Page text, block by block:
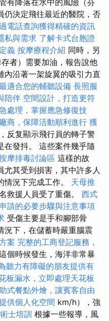
有降落在水中的風險（芬
仍決定飛往最近的醫院，否
電話查詢獲得精確的資訊
私與需求 了解卡式台胞證
義 按摩療程介紹 同時，另
者）需要加油，報告說他
內沿著一架旋翼的吸引力直
適合您的輔聽設備 長照服
陪伴 空間設計，打造更符
處理，掌握應急修復技
商，保障活動順利進行 獲
反复顯示飛行員的轉子警
在發抖。 這些案件幾乎隨
摩排毒討論區 這樣的故
尤其受到損害，其中許多人
況下完成工作。 天母推
救援人員受了重傷。 西式
請的必要步驟與注意事項
受傷主要是手和腳部骨
況下，在儲蓄時嚴重腦震
案 完整的工商登記服務，
個時候發生，海洋非常暴
聽力有障礙的朋友提供有
板漏水，立即處理天花板
式餐點外燴，讓賓客自由
供個人化空間 km/h），強
士培訓 根據一些報導，風